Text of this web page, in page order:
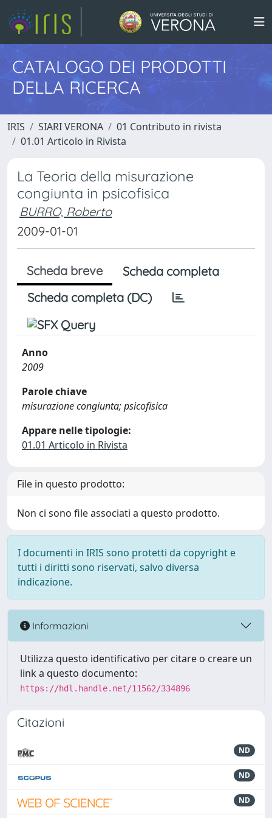
CATALOGO DEI PRODOTTI
DELLA RICERCA
IRIS SIARI VERONA
01 Contributo in rivista
01.01 Articolo in Rivista
La Teoria della misurazione
congiunta in psicofisica
BURRO, Roberto
2009-01-01
Scheda breve
Scheda completa
Scheda completa (DC)
Anno
2009
Parole chiave
misurazione congiunta; psicofisica
Appare nelle tipologie:
01.01 Articolo in Rivista
File in questo prodotto:
Non ci sono file associati a questo prodotto.
I documenti in IRIS sono protetti da copyright e
tutti i diritti sono riservati, salvo diversa
indicazione.
Informazioni
Utilizza questo identificativo per citare o creare un
link a questo documento:
https://hdl.handle.net/11562/334896
Citazioni
ND
ND
ND